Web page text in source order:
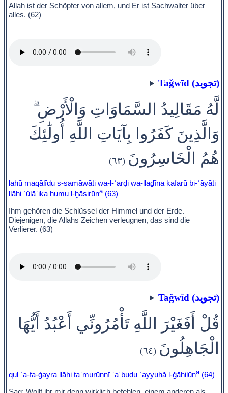
Allah ist der Schöpfer von allem, und Er ist Sachwalter über
alles. (62)
Taǧwīd (تجويد)
لَّهُ مَقَالِيدُ السَّمَاوَاتِ وَالْأَرْضِ ۗ
وَالَّذِينَ كَفَرُوا بِآيَاتِ اللَّهِ أُولَٰئِكَ
هُمُ الْخَاسِرُونَ (٦٣)
lahū maqālīdu s-samāwāti wa-l-ʾarḍi wa-llaḏīna kafarū bi-ʾāyāti
llāhi ʾŭlāʾika humu l-ḫāsirūna(63)
Ihm gehören die Schlüssel der Himmel und der Erde.
Diejenigen, die Allahs Zeichen verleugnen, das sind die
Verlierer. (63)
Taǧwīd (تجويد)
قُلْ أَفَغَيْرَ اللَّهِ تَأْمُرُونِّي أَعْبُدُ أَيُّهَا
الْجَاهِلُونَ (٦٤)
qul ʾa-fa-ġayra llāhi taʾmurūnnī ʾaʿbudu ʾayyuhă l-ǧāhilūna(64)